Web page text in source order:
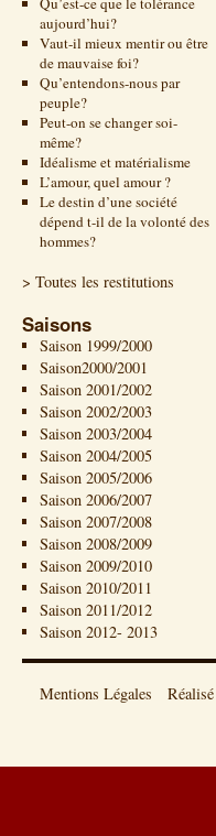
aujourd’hui?
Vaut-il mieux mentir ou être
de mauvaise foi?
Qu’entendons-nous par
peuple?
Peut-on se changer soi-
même?
Idéalisme et matérialisme
L’amour, quel amour ?
Le destin d’une société
dépend t-il de la volonté des
hommes?
> Toutes les restitutions
Saisons
Saison 1999/2000
Saison2000/2001
Saison 2001/2002
Saison 2002/2003
Saison 2003/2004
Saison 2004/2005
Saison 2005/2006
Saison 2006/2007
Saison 2007/2008
Saison 2008/2009
Saison 2009/2010
Saison 2010/2011
Saison 2011/2012
Saison 2012- 2013
Mentions Légales